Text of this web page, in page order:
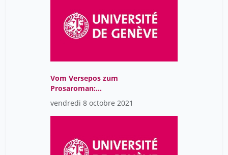
Vom Versepos zum
Prosaroman:
Spätmittelalterliche
deutsche Epik (CR)
vendredi 8 octobre 2021